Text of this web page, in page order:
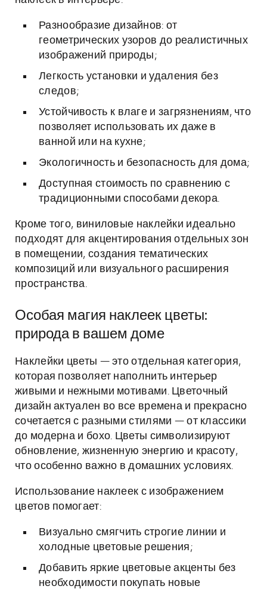
Разнообразие дизайнов: от
геометрических узоров до реалистичных
изображений природы;
Легкость установки и удаления без
следов;
Устойчивость к влаге и загрязнениям, что
позволяет использовать их даже в
ванной или на кухне;
Экологичность и безопасность для дома;
Доступная стоимость по сравнению с
традиционными способами декора.
Кроме того, виниловые наклейки идеально
подходят для акцентирования отдельных зон
в помещении, создания тематических
композиций или визуального расширения
пространства.
Особая магия наклеек цветы:
природа в вашем доме
Наклейки цветы — это отдельная категория,
которая позволяет наполнить интерьер
живыми и нежными мотивами. Цветочный
дизайн актуален во все времена и прекрасно
сочетается с разными стилями — от классики
до модерна и бохо. Цветы символизируют
обновление, жизненную энергию и красоту,
что особенно важно в домашних условиях.
Использование наклеек с изображением
цветов помогает:
Визуально смягчить строгие линии и
холодные цветовые решения;
Добавить яркие цветовые акценты без
необходимости покупать новые